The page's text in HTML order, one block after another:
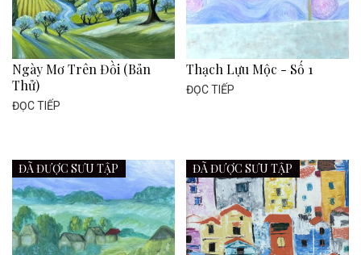
Ngày Mơ Trên Đồi (bản
Thử)
ĐỌC TIẾP
Thạch Lựu Mộc - Số 1
ĐỌC TIẾP
ĐÃ ĐƯỢC SƯU TẬP ĐÃ ĐƯỢC SƯU TẬP